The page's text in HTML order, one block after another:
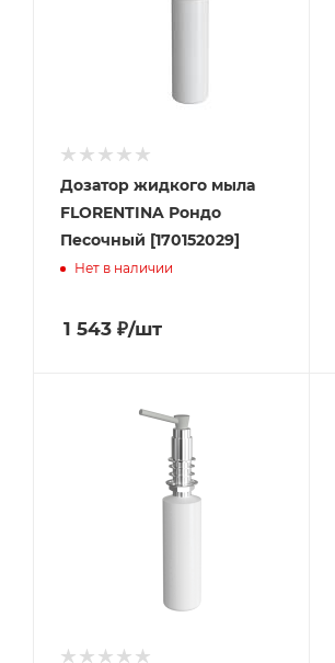
Дозатор жидкого мыла
FLORENTINA Рондо
Песочный [170152029]
Нет в наличии
1 543 ₽/шт